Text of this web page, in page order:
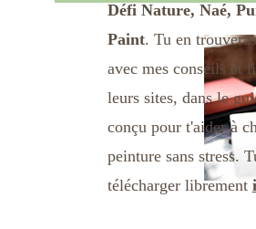
Défi Nature, Naé,
Paint. Tu en
avec mes conseils et
leurs sites, dans le
conçu pour t'aider à
peinture sans stress.
télécharger librement